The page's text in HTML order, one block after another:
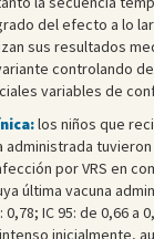
del efecto a lo
sus resultados
controlando
variables de
los niños que
administrada
por VRS en
última vacuna
0,78; IC 95: de 0,66 a
inicialmente,